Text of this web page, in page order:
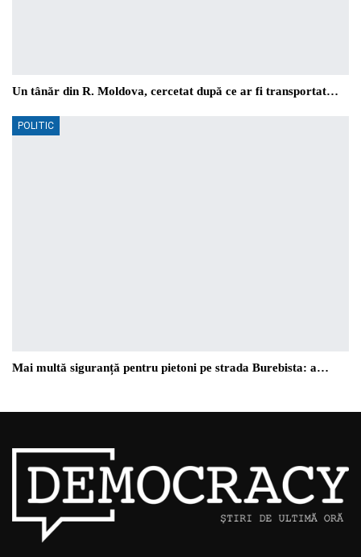
Un tânăr din R. Moldova, cercetat după ce ar fi transportat…
POLITIC
Mai multă siguranță pentru pietoni pe strada Burebista: a…